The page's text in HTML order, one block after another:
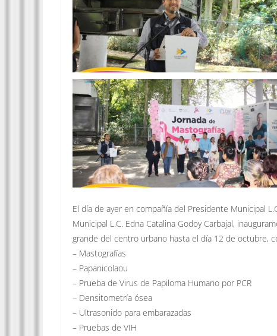
El día de ayer en compañía del Presidente Municipal
Municipal L.C. Edna Catalina Godoy Carbajal,
grande del centro urbano hasta el día 12 de octubre,
– Mastografías
– Papanicolaou
– Prueba de Virus de Papiloma Humano por PCR
– Densitometría ósea
– Ultrasonido para embarazadas
– Pruebas de VIH